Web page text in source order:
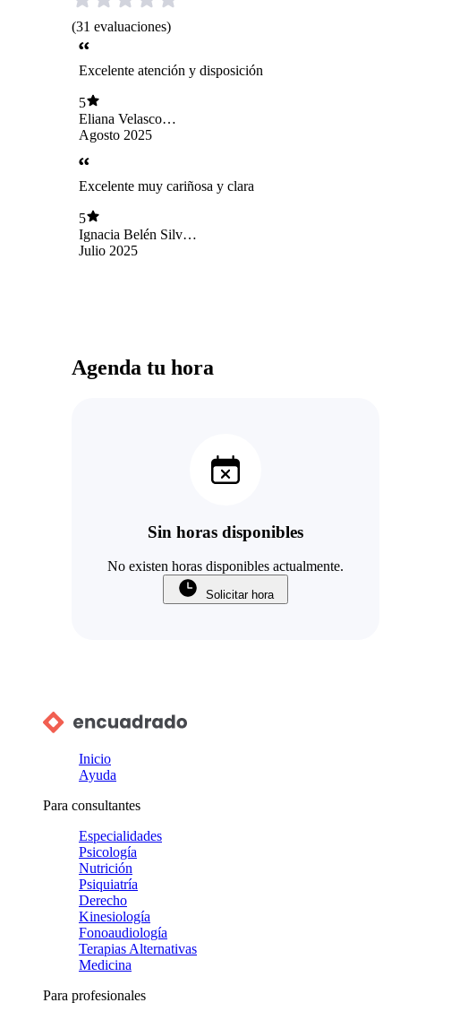
(31 evaluaciones)
Excelente atención y disposición
5
Eliana Velasco
Vinasco
Agosto 2025
Excelente muy cariñosa y clara
5
Ignacia Belén Silva
Alarcón
Julio 2025
Agenda tu hora
Sin horas disponibles
No existen horas disponibles actualmente.
Solicitar hora
Inicio
Ayuda
Para consultantes
Especialidades
Psicología
Nutrición
Psiquiatría
Derecho
Kinesiología
Fonoaudiología
Terapias Alternativas
Medicina
Para profesionales